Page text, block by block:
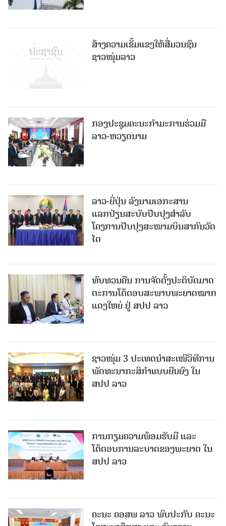
ສ້າງຄວາມເຂັ້ມແຂງໃຫ້ສື່ມວນຊົນ
ຊາວໜຸ່ມລາວ
ກອງປະຊຸມຄະນະກຳມະການຮ່ວມມື
ລາວ-ຫວຽດນາມ
ລາວ-ຍີ່ປຸ່ນ ລົງນາມເອກະສານ
ແລກປ່ຽນສະບັບປັບປຸງສໍາລັບ
ໂຄງການປັບປຸງສະໜາມບິນສາກົນວັດ
ໄຕ
ທົບທວນຄືນ ການຈັດຕັ້ງປະຕິບັດມາດ
ຕະການໂຕ້ຕອບສະພາບພະຍາດໝາກ
ແດງໃຫຍ່ ຢູ່ ສປປ ລາວ
ຊາວໜຸ່ມ 3 ປະເທດນຳສະເໜີວິທີການ
ພັດທະນາກະສິກຳແບບຍືນຍົງ ໃນ
ສປປ ລາວ
ການກຽມຄວາມພ້ອມຮັບມື ແລະ
ໂຕ້ຕອບການລະບາດຂອງພະຍາດ ໃນ
ສປປ ລາວ
ຄະນະ ຄອສພ ລາວ ພົບປະກັບ ຄະນະ